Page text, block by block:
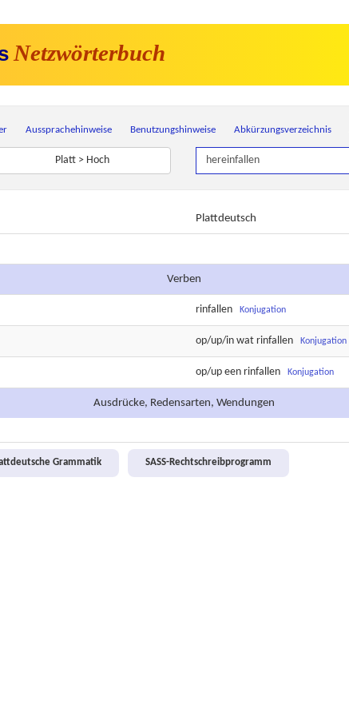
Netzwörterbuch
Aussprachehinweise Benutzungshinweise Abkürzungsverzeichnis
Platt > Hoch
Plattdeutsch
Verben
rinfallen Konjugation
op/up/in wat rinfallen Konjugation
op/up een rinfallen Konjugation
Ausdrücke, Redensarten, Wendungen
Grammatik
SASS-Rechtschreibprogramm